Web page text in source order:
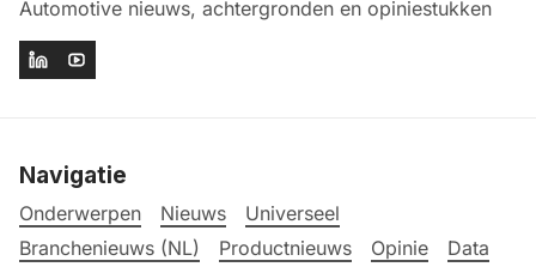
Automotive nieuws, achtergronden en opiniestukken
Navigatie
Onderwerpen Nieuws
Universeel
Branchenieuws (NL)
Productnieuws Opinie
Data